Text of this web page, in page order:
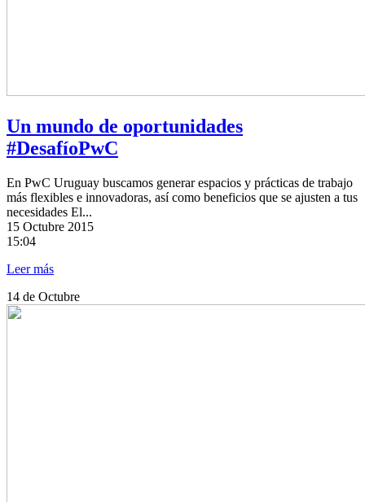
Un mundo de oportunidades
#DesafíoPwC
En PwC Uruguay buscamos generar espacios y prácticas de trabajo
más flexibles e innovadoras, así como beneficios que se ajusten a tus
necesidades El...
15 Octubre 2015
15:04
Leer más
14 de Octubre